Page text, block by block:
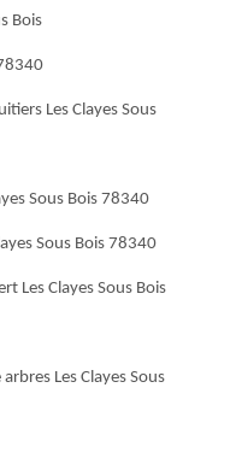
Bois
Les Clayes Sous
Sous Bois 78340
Sous Bois 78340
Les Clayes Sous Bois
Les Clayes Sous